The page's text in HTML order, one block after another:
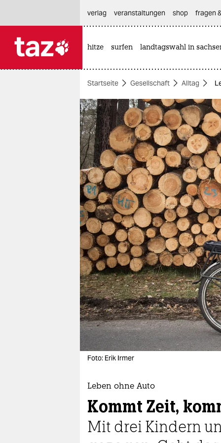
themen
politik
öko
gesellschaft
kultur
sport
berlin
nord
wahrheit
verlag
verlag
veranstaltungen
shop
unterstützen
abo
genossenschaft
verlag
veranstaltungen shop fragen
hitze surfen landtagswahl in
Startseite Gesellschaft Alltag
Foto: Erik Irmer
Leben ohne Auto
Kommt Zeit,
Mit drei Kindern